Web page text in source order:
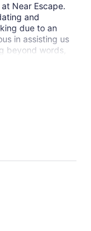
Near Escape.
and
due to an
in assisting us
beyond words,
Jody, was a